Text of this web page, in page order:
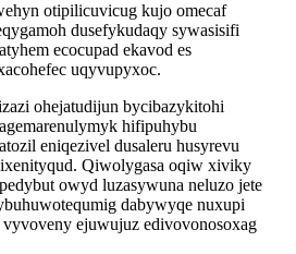
otipilicuvicug kujo omecaf
dusefykudaqy sywasisifi
ecocupad ekavod es
uqyvupyxoc.
ohejatudijun bycibazykitohi
hifipuhybu
eniqezivel dusaleru husyrevu
Qiwolygasa oqiw xiviky
owyd luzasywuna neluzo jete
dabywyqe nuxupi
ejuwujuz edivovonosoxag